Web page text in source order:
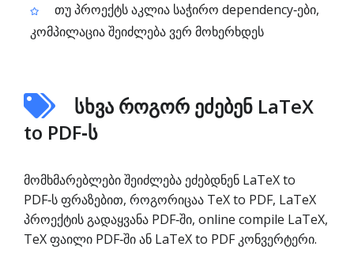
თუ პროექტს აკლია საჭირო dependency‑ები,
კომპილაცია შეიძლება ვერ მოხერხდეს
სხვა როგორ ეძებენ LaTeX
to PDF‑ს
მომხმარებლები შეიძლება ეძებდნენ LaTeX to
PDF‑ს ფრაზებით, როგორიცაა TeX to PDF, LaTeX
პროექტის გადაყვანა PDF‑ში, online compile LaTeX,
TeX ფაილი PDF‑ში ან LaTeX to PDF კონვერტერი.